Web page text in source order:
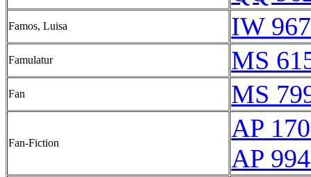
Famos, Luisa IW
Famulatur MS
Fan MS
Fan-Fiction
AP
AP